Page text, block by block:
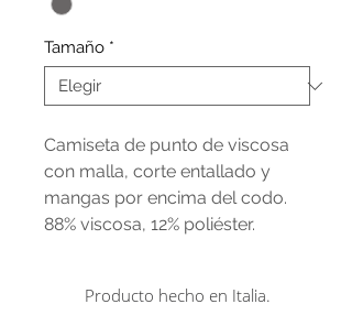
Tamaño *
Camiseta de punto de viscosa
con malla, corte entallado y
mangas por encima del codo.
88% viscosa, 12% poliéster.
Producto hecho en Italia.